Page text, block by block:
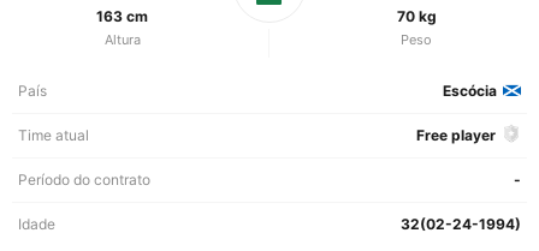
163 cm
Altura
70 kg
Peso
País Escócia
Time atual Free player
Período do contrato -
Idade 32(02-24-1994)